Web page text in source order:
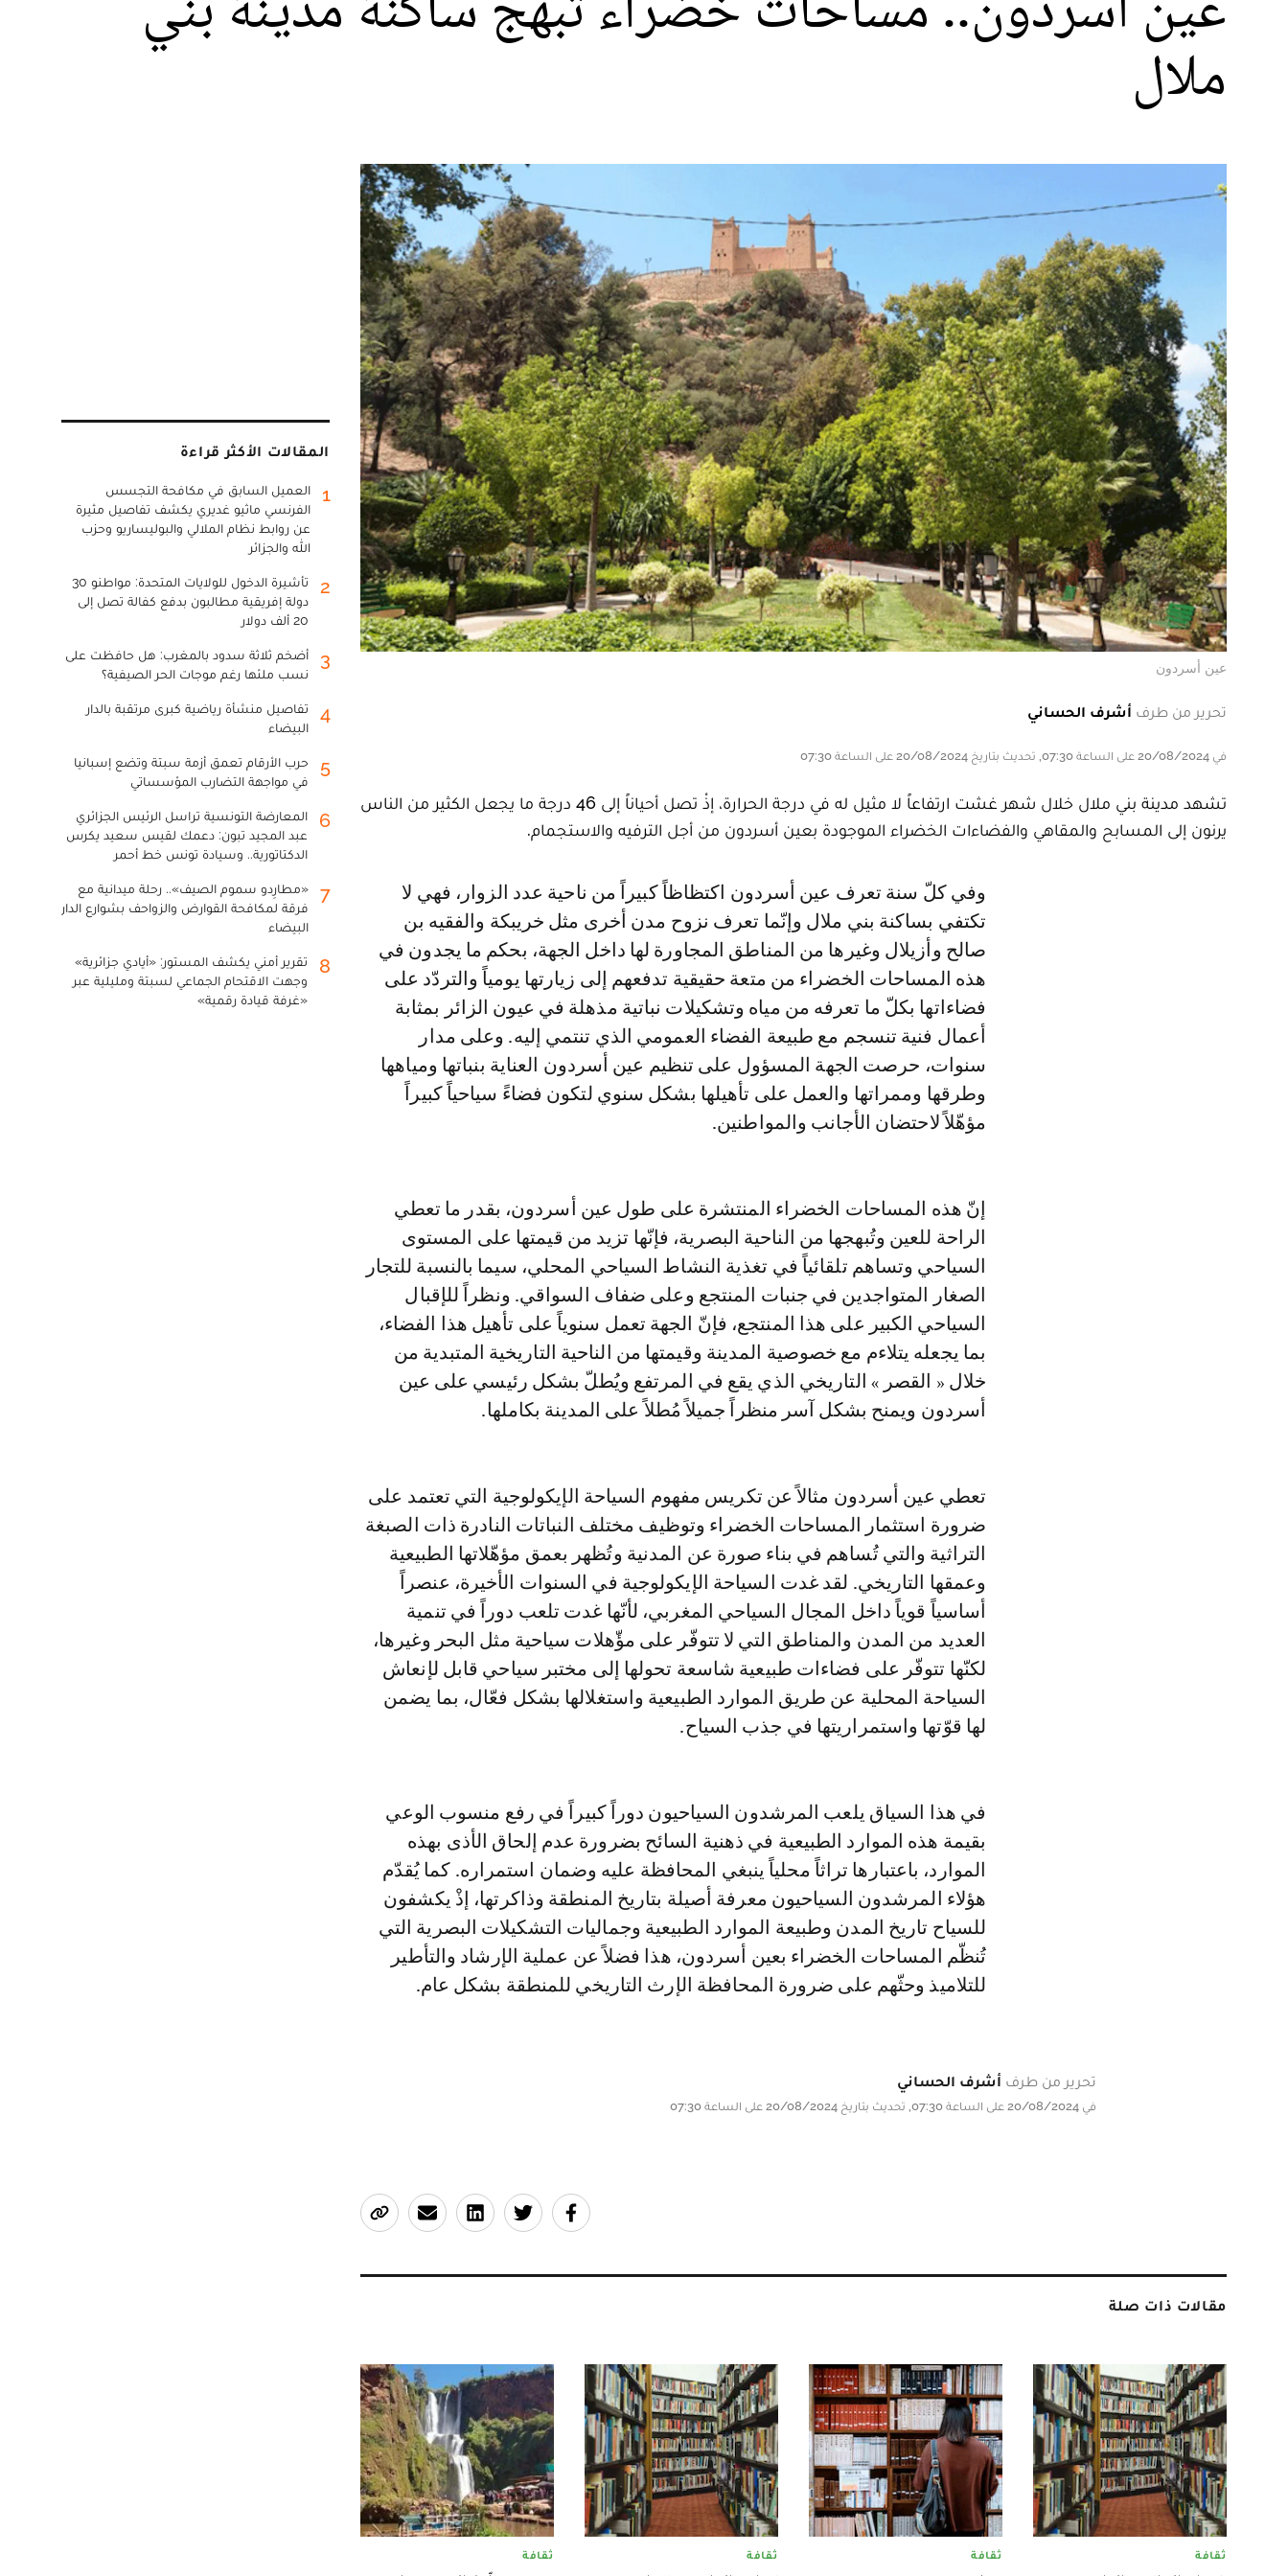
ملال
عين أسردون
تحرير من طرف أشرف الحساني
في 20/08/2024 على الساعة 07:30, تحديث بتاريخ 20/08/2024 على الساعة 07:30
تشهد مدينة بني ملال خلال شهر غشت ارتفاعاً لا مثيل له في درجة الحرارة، إذْ تصل أحياناً إلى 46 درجة ما يجعل الكثير من الناس
يرنون إلى المسابح والمقاهي والفضاءات الخضراء الموجودة بعين أسردون من أجل الترفيه والاستجمام.
وفي كلّ سنة تعرف عين أسردون اكتظاظاً كبيراً من ناحية عدد الزوار، فهي لا
تكتفي بساكنة بني ملال وإنّما تعرف نزوح مدن أخرى مثل خريبكة والفقيه بن
صالح وأزيلال وغيرها من المناطق المجاورة لها داخل الجهة، بحكم ما يجدون في
هذه المساحات الخضراء من متعة حقيقية تدفعهم إلى زيارتها يومياً والتردّد على
فضاءاتها بكلّ ما تعرفه من مياه وتشكيلات نباتية مذهلة في عيون الزائر بمثابة
أعمال فنية تنسجم مع طبيعة الفضاء العمومي الذي تنتمي إليه. وعلى مدار
سنوات، حرصت الجهة المسؤول على تنظيم عين أسردون العناية بنباتها ومياهها
وطرقها وممراتها والعمل على تأهيلها بشكل سنوي لتكون فضاءً سياحياً كبيراً
مؤهّلاً لاحتضان الأجانب والمواطنين.
إنّ هذه المساحات الخضراء المنتشرة على طول عين أسردون، بقدر ما تعطي
الراحة للعين وتُبهجها من الناحية البصرية، فإنّها تزيد من قيمتها على المستوى
السياحي وتساهم تلقائياً في تغذية النشاط السياحي المحلي، سيما بالنسبة للتجار
الصغار المتواجدين في جنبات المنتجع وعلى ضفاف السواقي. ونظراً للإقبال
السياحي الكبير على هذا المنتجع، فإنّ الجهة تعمل سنوياً على تأهيل هذا الفضاء،
بما يجعله يتلاءم مع خصوصية المدينة وقيمتها من الناحية التاريخية المتبدية من
خلال « القصر » التاريخي الذي يقع في المرتفع ويُطلّ بشكل رئيسي على عين
أسردون ويمنح بشكل آسر منظراً جميلاً مُطلاً على المدينة بكاملها.
تعطي عين أسردون مثالاً عن تكريس مفهوم السياحة الإيكولوجية التي تعتمد على
ضرورة استثمار المساحات الخضراء وتوظيف مختلف النباتات النادرة ذات الصبغة
التراثية والتي تُساهم في بناء صورة عن المدنية وتُظهر بعمق مؤهّلاتها الطبيعية
وعمقها التاريخي. لقد غدت السياحة الإيكولوجية في السنوات الأخيرة، عنصراً
أساسياً قوياً داخل المجال السياحي المغربي، لأنّها غدت تلعب دوراً في تنمية
العديد من المدن والمناطق التي لا تتوفّر على مؤّهلات سياحية مثل البحر وغيرها،
لكنّها تتوفّر على فضاءات طبيعية شاسعة تحولها إلى مختبر سياحي قابل لإنعاش
السياحة المحلية عن طريق الموارد الطبيعية واستغلالها بشكل فعّال، بما يضمن
لها قوّتها واستمراريتها في جذب السياح.
في هذا السياق يلعب المرشدون السياحيون دوراً كبيراً في رفع منسوب الوعي
بقيمة هذه الموارد الطبيعية في ذهنية السائح بضرورة عدم إلحاق الأذى بهذه
الموارد، باعتبارها تراثاً محلياً ينبغي المحافظة عليه وضمان استمراره. كما يُقدّم
هؤلاء المرشدون السياحيون معرفة أصيلة بتاريخ المنطقة وذاكرتها، إذْ يكشفون
للسياح تاريخ المدن وطبيعة الموارد الطبيعية وجماليات التشكيلات البصرية التي
تُنظّم المساحات الخضراء بعين أسردون، هذا فضلاً عن عملية الإرشاد والتأطير
للتلاميذ وحثّهم على ضرورة المحافظة الإرث التاريخي للمنطقة بشكل عام.
تحرير من طرف أشرف الحساني
في 20/08/2024 على الساعة 07:30, تحديث بتاريخ 20/08/2024 على الساعة 07:30
مقالات ذات صلة
ثقافة ثقافة ثقافة ثقافة
المقالات الأكثر قراءة
1
العميل السابق في مكافحة التجسس
الفرنسي ماثيو غديري يكشف تفاصيل مثيرة
عن روابط نظام الملالي والبوليساريو وحزب
الله والجزائر
2
تأشيرة الدخول للولايات المتحدة: مواطنو 30
دولة إفريقية مطالبون بدفع كفالة تصل إلى
20 ألف دولار
3
أضخم ثلاثة سدود بالمغرب: هل حافظت على
نسب ملئها رغم موجات الحر الصيفية؟
4
تفاصيل منشأة رياضية كبرى مرتقبة بالدار
البيضاء
5
حرب الأرقام تعمق أزمة سبتة وتضع إسبانيا
في مواجهة التضارب المؤسساتي
6
المعارضة التونسية تراسل الرئيس الجزائري
عبد المجيد تبون: دعمك لقيس سعيد يكرس
الدكتاتورية.. وسيادة تونس خط أحمر
7
«مطارِدو سموم الصيف».. رحلة ميدانية مع
فرقة لمكافحة القوارض والزواحف بشوارع الدار
البيضاء
8
تقرير أمني يكشف المستور: «أيادي جزائرية»
وجهت الاقتحام الجماعي لسبتة ومليلية عبر
«غرفة قيادة رقمية»